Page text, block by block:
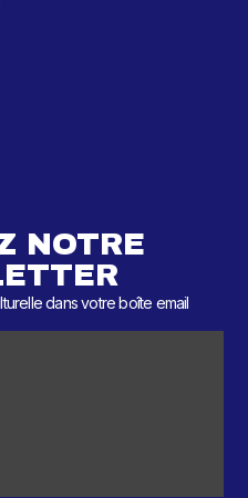
NOTRE
dans votre boîte email